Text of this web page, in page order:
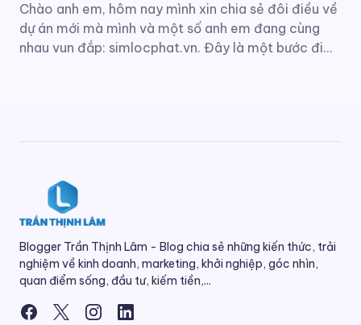
Chào anh em, hôm nay mình xin chia sẻ đôi điều về
dự án mới mà mình và một số anh em đang cùng
nhau vun đắp: simlocphat.vn. Đây là một bước đi…
Blogger Trần Thịnh Lâm - Blog chia sẻ những kiến thức, trải
nghiệm về kinh doanh, marketing, khởi nghiệp, góc nhìn,
quan điểm sống, đầu tư, kiếm tiền,...